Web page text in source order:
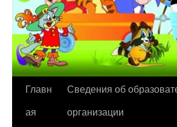
Перейти
Главн
ая
Сведения об
организации